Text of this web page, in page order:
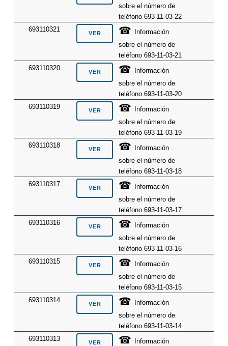
sobre el número de
teléfono 693-11-03-22
693110321
☎
Información
sobre el número de
teléfono 693-11-03-21
693110320
☎
Información
sobre el número de
teléfono 693-11-03-20
693110319
☎
Información
sobre el número de
teléfono 693-11-03-19
693110318
☎
Información
sobre el número de
teléfono 693-11-03-18
693110317
☎
Información
sobre el número de
teléfono 693-11-03-17
693110316
☎
Información
sobre el número de
teléfono 693-11-03-16
693110315
☎
Información
sobre el número de
teléfono 693-11-03-15
693110314
☎
Información
sobre el número de
teléfono 693-11-03-14
693110313
☎
Información